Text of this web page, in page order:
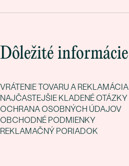
Dôležité informácie
VRÁTENIE TOVARU A REKLAMÁCIA
NAJČASTEJŠIE KLADENÉ OTÁZKY
OCHRANA OSOBNÝCH ÚDAJOV
OBCHODNÉ PODMIENKY
REKLAMAČNÝ PORIADOK